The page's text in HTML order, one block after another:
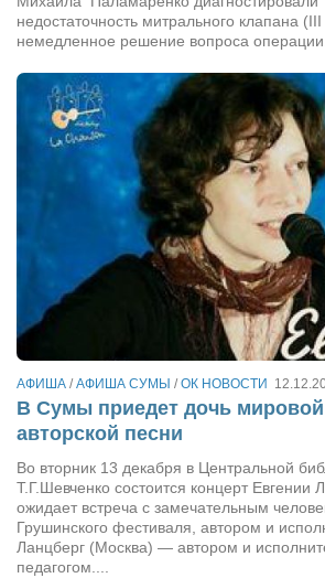
Магазины
«CYCLE GARAGE» —
«Книголюб» —
Багетный двор
МАГАЗИН СТИХОВ НА
«Павел» — магазин
Туризм
«Траверс» —
Александр Гвоздик
Музыканты
Евгений Касьяненко
Сергей Коноз
Денис Федченко
недостаточность митрального клапана
немедленное решение вопроса
АФИША /АФИША СУМЫ /ОК НОВОСТИ
В Сумы приедет дочь
авторской песни
Во вторник 13 декабря в Центральной
Т.Г.Шевченко состоится концерт Евгении
ожидает встреча с замечательным
Грушинского фестиваля, автором и
Ланцберг (Москва) — автором и
педагогом....